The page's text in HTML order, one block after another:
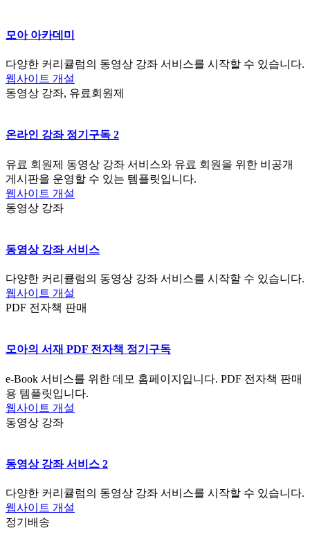
모아 아카데미
다양한 커리큘럼의 동영상 강좌 서비스를 시작할 수 있습니다.
웹사이트 개설
동영상 강좌, 유료회원제
온라인 강좌 정기구독 2
유료 회원제 동영상 강좌 서비스와 유료 회원을 위한 비공개
게시판을 운영할 수 있는 템플릿입니다.
웹사이트 개설
동영상 강좌
동영상 강좌 서비스
다양한 커리큘럼의 동영상 강좌 서비스를 시작할 수 있습니다.
웹사이트 개설
PDF 전자책 판매
모아의 서재 PDF 전자책 정기구독
e-Book 서비스를 위한 데모 홈페이지입니다. PDF 전자책 판매
용 템플릿입니다.
웹사이트 개설
동영상 강좌
동영상 강좌 서비스 2
다양한 커리큘럼의 동영상 강좌 서비스를 시작할 수 있습니다.
웹사이트 개설
정기배송